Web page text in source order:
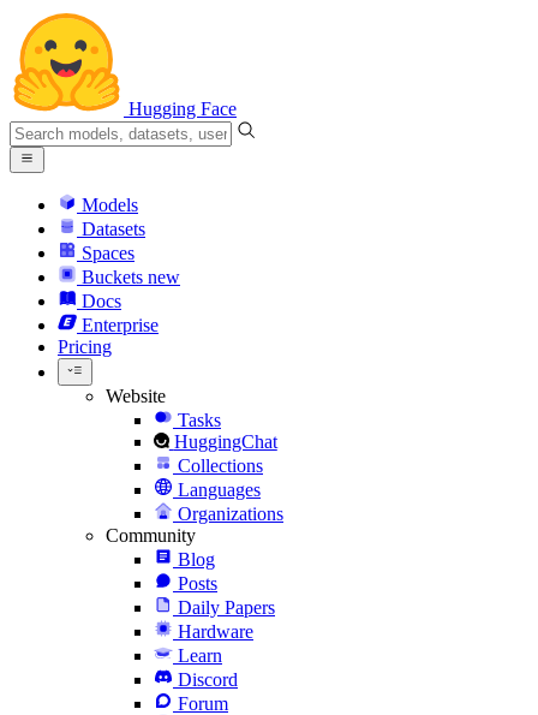
Hugging Face
Models
Datasets
Spaces
Buckets new
Docs
Enterprise
Pricing
Website
Tasks
HuggingChat
Collections
Languages
Organizations
Community
Blog
Posts
Daily Papers
Hardware
Learn
Discord
Forum